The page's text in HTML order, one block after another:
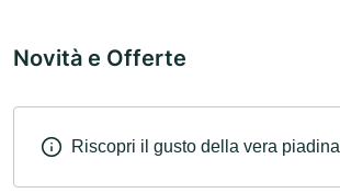
Novità e Offerte
Riscopri il gusto della vera piadina